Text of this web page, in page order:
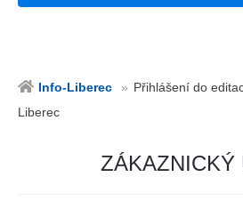
Info-Liberec
Přihlášení do
Liberec
ZÁKAZNICKÝ